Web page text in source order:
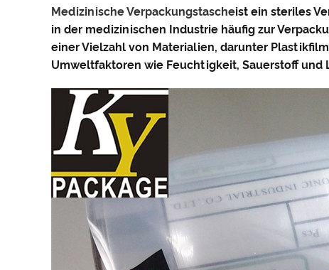
Medizinische Verpackungstascheist ein steriles
in der medizinischen Industrie häufig zur
einer Vielzahl von Materialien, darunter
Umweltfaktoren wie Feuchtigkeit, Sauerstoff und